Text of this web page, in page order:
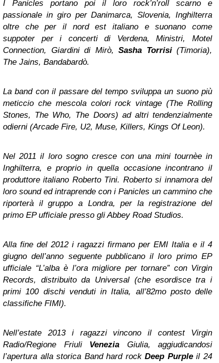
I Panicles portano poi il loro rock’n’roll scarno e
passionale in giro per Danimarca, Slovenia, Inghilterra
oltre che per il nord est italiano e suonano come
suppoter per i concerti di Verdena, Ministri, Motel
Connection, Giardini di Mirò, Sasha Torrisi(Timoria),
The Jains, Bandabardò.
La band con il passare del tempo sviluppa un suono più
meticcio che mescola colori rock vintage (The Rolling
Stones, The Who, The Doors) ad altri tendenzialmente
odierni (Arcade Fire, U2, Muse, Killers, Kings Of Leon).
Nel 2011 il loro sogno cresce con una mini tournèe in
Inghilterra, e proprio in quella occasione incontrano il
produttore italiano Roberto Tini. Roberto si innamora del
loro sound ed intraprende con i Panicles un cammino che
riporterà il gruppo a Londra, per la registrazione del
primo EP ufficiale presso gli Abbey Road Studios.
Alla fine del 2012 i ragazzi firmano per EMI Italia e il 4
giugno dell’anno seguente pubblicano il loro primo EP
ufficiale “L’alba è l’ora migliore per tornare” con Virgin
Records, distribuito da Universal (che esordisce tra i
primi 100 dischi venduti in Italia, all’82mo posto delle
classifiche FIMI).
Nell’estate 2013 i ragazzi vincono il contest Virgin
Radio/Regione Friuli Venezia Giulia, aggiudicandosi
l’apertura alla storica Band hard rockDeep Purpleil 24